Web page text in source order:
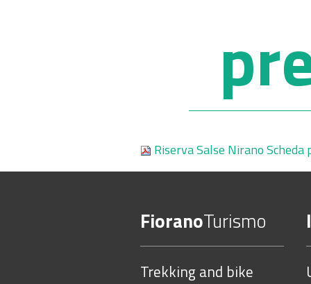
Riserva Salse Nirano
FioranoTurismo
Trekking and bike